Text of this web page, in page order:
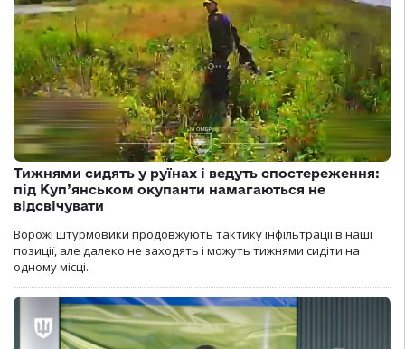
Тижнями сидять у руїнах і ведуть спостереження:
під Куп’янськом окупанти намагаються не
відсвічувати
Ворожі штурмовики продовжують тактику інфільтрації в наші
позиції, але далеко не заходять і можуть тижнями сидіти на
одному місці.